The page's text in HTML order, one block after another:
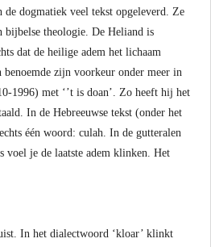
de dogmatiek veel tekst opgeleverd. Ze
bijbelse theologie. De Heliand is
dat de heilige adem het lichaam
zijn voorkeur onder meer in
1996) met ‘’t is doan’. Zo heeft hij het
In de Hebreeuwse tekst (onder het
één woord: culah. In de gutteralen
voel je de laatste adem klinken. Het
In het dialectwoord ‘kloar’ klinkt